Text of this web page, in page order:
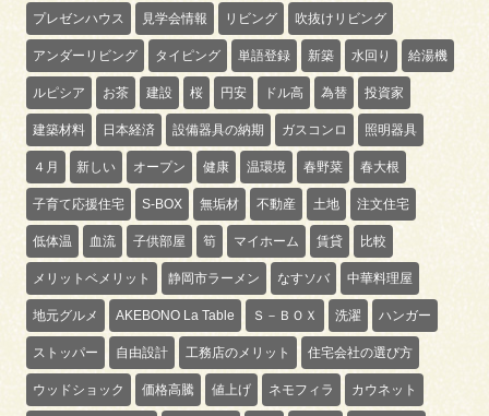
プレゼンハウス 見学会情報 リビング 吹抜けリビング
アンダーリビング タイピング 単語登録 新築 水回り 給湯機
ルピシア お茶 建設 桜 円安 ドル高 為替 投資家
建築材料 日本経済 設備器具の納期 ガスコンロ 照明器具
４月 新しい オープン 健康 温環境 春野菜 春大根
子育て応援住宅 S-BOX 無垢材 不動産 土地 注文住宅
低体温 血流 子供部屋 筍 マイホーム 賃貸 比較
メリットベメリット 静岡市ラーメン なすソバ 中華料理屋
地元グルメ AKEBONO La Table Ｓ－ＢＯＸ 洗濯 ハンガー
ストッパー 自由設計 工務店のメリット 住宅会社の選び方
ウッドショック 価格高騰 値上げ ネモフィラ カウネット